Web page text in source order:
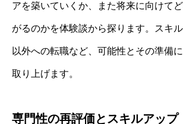
アを築いていくか、また将来に向けて
がるのかを体験談から探ります。スキ
以外への転職など、可能性とその準備
取り上げます。
専門性の再評価とスキルアップ